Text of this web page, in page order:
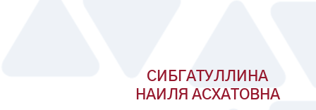
СИБГАТУЛЛИНА
НАИЛЯ АСХАТОВНА